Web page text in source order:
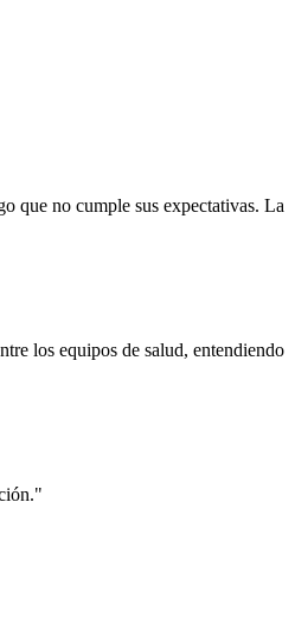
que no cumple sus expectativas. La
los equipos de salud, entendiendo